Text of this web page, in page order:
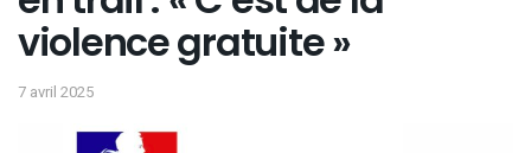
violence gratuite »
7 avril 2025